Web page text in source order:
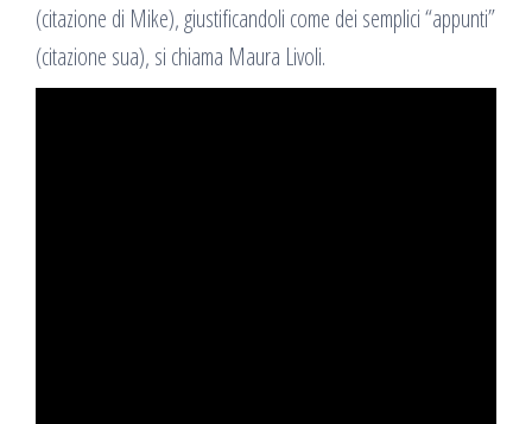
(citazione di Mike), giustificandoli come dei semplici “appunti”
(citazione sua), si chiama Maura Livoli.